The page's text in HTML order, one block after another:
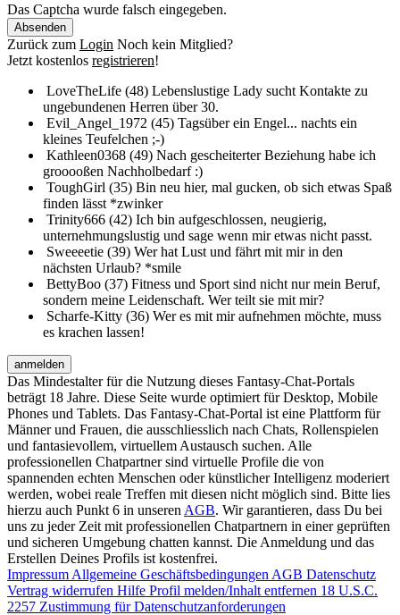
Das Captcha wurde falsch eingegeben.
Absenden
Zurück zum Login Noch kein Mitglied?
Jetzt kostenlos registrieren!
LoveTheLife (48) Lebenslustige Lady sucht Kontakte zu
ungebundenen Herren über 30.
Evil_Angel_1972 (45) Tagsüber ein Engel... nachts ein
kleines Teufelchen ;-)
Kathleen0368 (49) Nach gescheiterter Beziehung habe ich
grooooßen Nachholbedarf :)
ToughGirl (35) Bin neu hier, mal gucken, ob sich etwas Spaß
finden lässt *zwinker
Trinity666 (42) Ich bin aufgeschlossen, neugierig,
unternehmungslustig und sage wenn mir etwas nicht passt.
Sweeeetie (39) Wer hat Lust und fährt mit mir in den
nächsten Urlaub? *smile
BettyBoo (37) Fitness und Sport sind nicht nur mein Beruf,
sondern meine Leidenschaft. Wer teilt sie mit mir?
Scharfe-Kitty (36) Wer es mit mir aufnehmen möchte, muss
es krachen lassen!
anmelden
Das Mindestalter für die Nutzung dieses Fantasy-Chat-Portals
beträgt 18 Jahre. Diese Seite wurde optimiert für Desktop, Mobile
Phones und Tablets. Das Fantasy-Chat-Portal ist eine Plattform für
Männer und Frauen, die ausschliesslich nach Chats, Rollenspielen
und fantasievollem, virtuellem Austausch suchen. Alle
professionellen Chatpartner sind virtuelle Profile die von
spannenden echten Menschen oder künstlicher Intelligenz moderiert
werden, wobei reale Treffen mit diesen nicht möglich sind. Bitte lies
hierzu auch Punkt 6 in unseren AGB. Wir garantieren, dass Du bei
uns zu jeder Zeit mit professionellen Chatpartnern in einer geprüften
und sicheren Umgebung chatten kannst. Die Anmeldung und das
Erstellen Deines Profils ist kostenfrei.
Impressum Allgemeine Geschäftsbedingungen AGB Datenschutz
Vertrag widerrufen Hilfe Profil melden/Inhalt entfernen 18 U.S.C.
2257 Zustimmung für Datenschutzanforderungen